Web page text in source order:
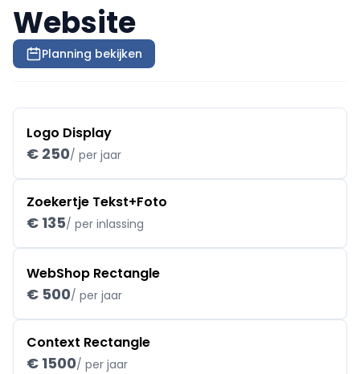
Website
Planning bekijken
Logo Display
€ 250/ per jaar
Zoekertje Tekst+Foto
€ 135/ per inlassing
WebShop Rectangle
€ 500/ per jaar
Context Rectangle
€ 1500/ per jaar